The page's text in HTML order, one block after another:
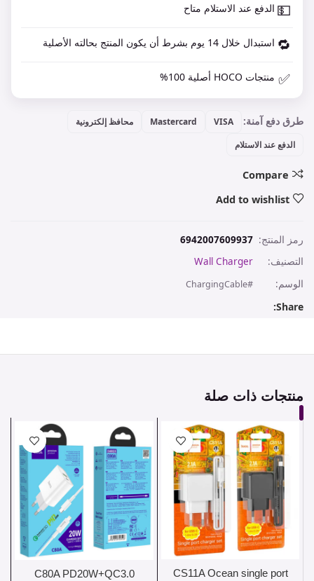
💵 الدفع عند الاستلام متاح
🔁 استبدال خلال 14 يوم بشرط أن يكون المنتج بحالته الأصلية
✅ منتجات HOCO أصلية 100%
طرق دفع آمنة: VISA
Mastercard
محافظ إلكترونية
الدفع عند الاستلام
Compare
Add to wishlist
رمز المنتج: 6942007609937
التصنيف:
Wall Charger
الوسم:
#ChargingCable
Share:
منتجات ذات صلة
CS11A Ocean single port
C80A PD20W+QC3.0